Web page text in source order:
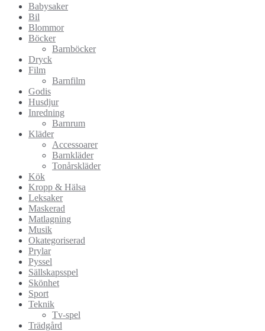
Babysaker
Bil
Blommor
Böcker
Barnböcker
Dryck
Film
Barnfilm
Godis
Husdjur
Inredning
Barnrum
Kläder
Accessoarer
Barnkläder
Tonårskläder
Kök
Kropp & Hälsa
Leksaker
Maskerad
Matlagning
Musik
Okategoriserad
Prylar
Pyssel
Sällskapsspel
Skönhet
Sport
Teknik
Tv-spel
Trädgård